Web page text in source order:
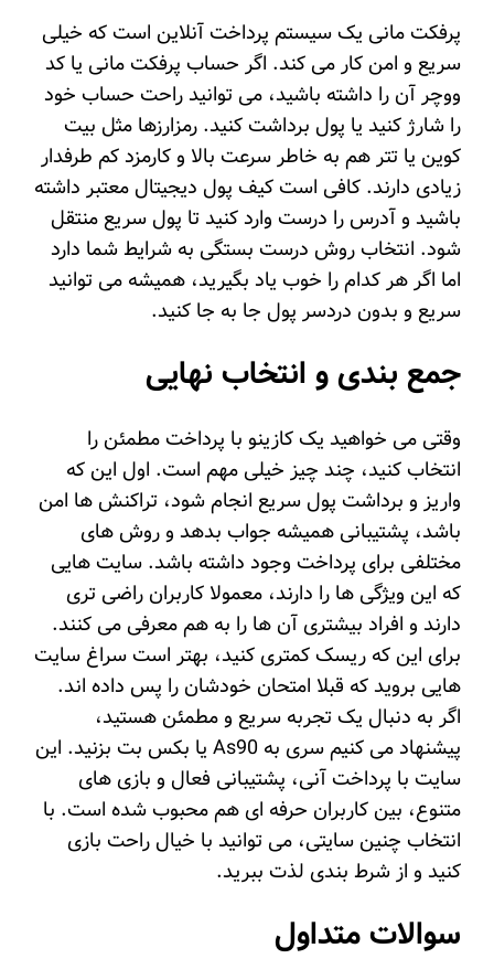
پرفکت مانی یک سیستم پرداخت آنلاین است که خیلی
سریع و امن کار می کند. اگر حساب پرفکت مانی یا کد
ووچر آن را داشته باشید، می توانید راحت حساب خود
را شارژ کنید یا پول برداشت کنید. رمزارزها مثل بیت
کوین یا تتر هم به خاطر سرعت بالا و کارمزد کم طرفدار
زیادی دارند. کافی است کیف پول دیجیتال معتبر داشته
باشید و آدرس را درست وارد کنید تا پول سریع منتقل
شود. انتخاب روش درست بستگی به شرایط شما دارد
اما اگر هر کدام را خوب یاد بگیرید، همیشه می توانید
سریع و بدون دردسر پول جا به جا کنید.
جمع‌ بندی و انتخاب نهایی
وقتی می خواهید یک کازینو با پرداخت مطمئن را
انتخاب کنید، چند چیز خیلی مهم است. اول این که
واریز و برداشت پول سریع انجام شود، تراکنش ها امن
باشد، پشتیبانی همیشه جواب بدهد و روش های
مختلفی برای پرداخت وجود داشته باشد. سایت هایی
که این ویژگی ها را دارند، معمولا کاربران راضی تری
دارند و افراد بیشتری آن ها را به هم معرفی می کنند.
برای این که ریسک کمتری کنید، بهتر است سراغ سایت
هایی بروید که قبلا امتحان خودشان را پس داده اند.
اگر به دنبال یک تجربه سریع و مطمئن هستید،
پیشنهاد می کنیم سری به As90 یا بکس بت بزنید. این
سایت با پرداخت آنی، پشتیبانی فعال و بازی های
متنوع، بین کاربران حرفه ای هم محبوب شده است. با
انتخاب چنین سایتی، می توانید با خیال راحت بازی
کنید و از شرط بندی لذت ببرید.
سوالات متداول